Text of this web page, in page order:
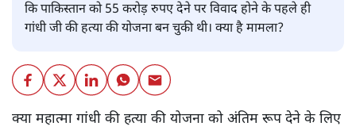
कि पाकिस्तान को 55 करोड़ रुपए देने पर विवाद होने के पहले ही
गांधी जी की हत्या की योजना बन चुकी थी। क्या है मामला?
क्या महात्मा गांधी की हत्या की योजना को अंतिम रूप देने के लिए